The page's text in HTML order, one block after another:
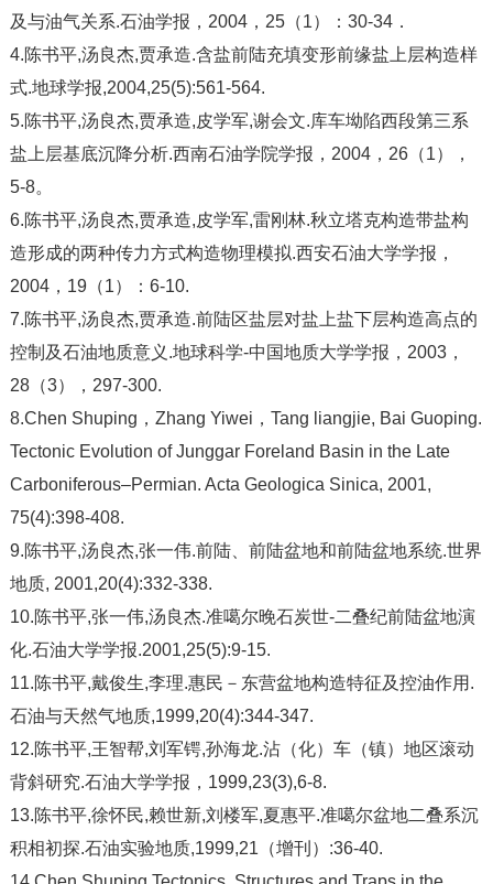
及与油气关系.石油学报，2004，25（1）：30-34．
4.陈书平,汤良杰,贾承造.含盐前陆充填变形前缘盐上层构造样
式.地球学报,2004,25(5):561-564.
5.陈书平,汤良杰,贾承造,皮学军,谢会文.库车坳陷西段第三系
盐上层基底沉降分析.西南石油学院学报，2004，26（1），
5-8。
6.陈书平,汤良杰,贾承造,皮学军,雷刚林.秋立塔克构造带盐构
造形成的两种传力方式构造物理模拟.西安石油大学学报，
2004，19（1）：6-10.
7.陈书平,汤良杰,贾承造.前陆区盐层对盐上盐下层构造高点的
控制及石油地质意义.地球科学-中国地质大学学报，2003，
28（3），297-300.
8.Chen Shuping，Zhang Yiwei，Tang liangjie, Bai Guoping.
Tectonic Evolution of Junggar Foreland Basin in the Late
Carboniferous–Permian. Acta Geologica Sinica, 2001,
75(4):398-408.
9.陈书平,汤良杰,张一伟.前陆、前陆盆地和前陆盆地系统.世界
地质, 2001,20(4):332-338.
10.陈书平,张一伟,汤良杰.准噶尔晚石炭世-二叠纪前陆盆地演
化.石油大学学报.2001,25(5):9-15.
11.陈书平,戴俊生,李理.惠民－东营盆地构造特征及控油作用.
石油与天然气地质,1999,20(4):344-347.
12.陈书平,王智帮,刘军锷,孙海龙.沾（化）车（镇）地区滚动
背斜研究.石油大学学报，1999,23(3),6-8.
13.陈书平,徐怀民,赖世新,刘楼军,夏惠平.准噶尔盆地二叠系沉
积相初探.石油实验地质,1999,21（增刊）:36-40.